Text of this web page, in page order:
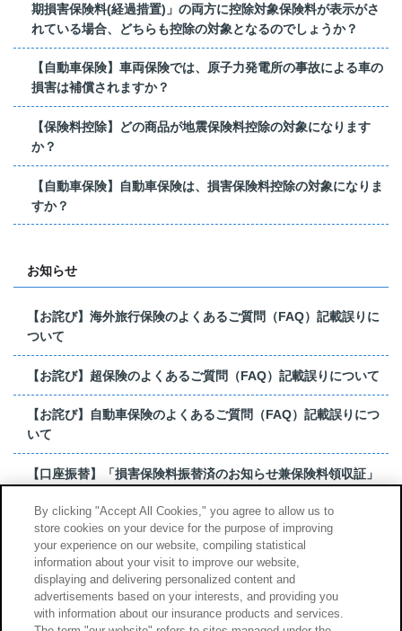
期損害保険料(経過措置)」の両方に控除対象保険料が表示がさ
れている場合、どちらも控除の対象となるのでしょうか？
【自動車保険】車両保険では、原子力発電所の事故による車の
損害は補償されますか？
【保険料控除】どの商品が地震保険料控除の対象になります
か？
【自動車保険】自動車保険は、損害保険料控除の対象になりま
すか？
お知らせ
【お詫び】海外旅行保険のよくあるご質問（FAQ）記載誤りに
ついて
【お詫び】超保険のよくあるご質問（FAQ）記載誤りについて
【お詫び】自動車保険のよくあるご質問（FAQ）記載誤りにつ
いて
【口座振替】「損害保険料振替済のお知らせ兼保険料領収証」
【お詫び】超保険のよくあるご質問（FAQ）記載誤りについて
もっと見る
By clicking "Accept All Cookies," you agree to allow us to
store cookies on your device for the purpose of improving
your experience on our website, compiling statistical
information about your visit to improve our website,
displaying and delivering personalized content and
advertisements based on your interests, and providing you
with information about our insurance products and services.